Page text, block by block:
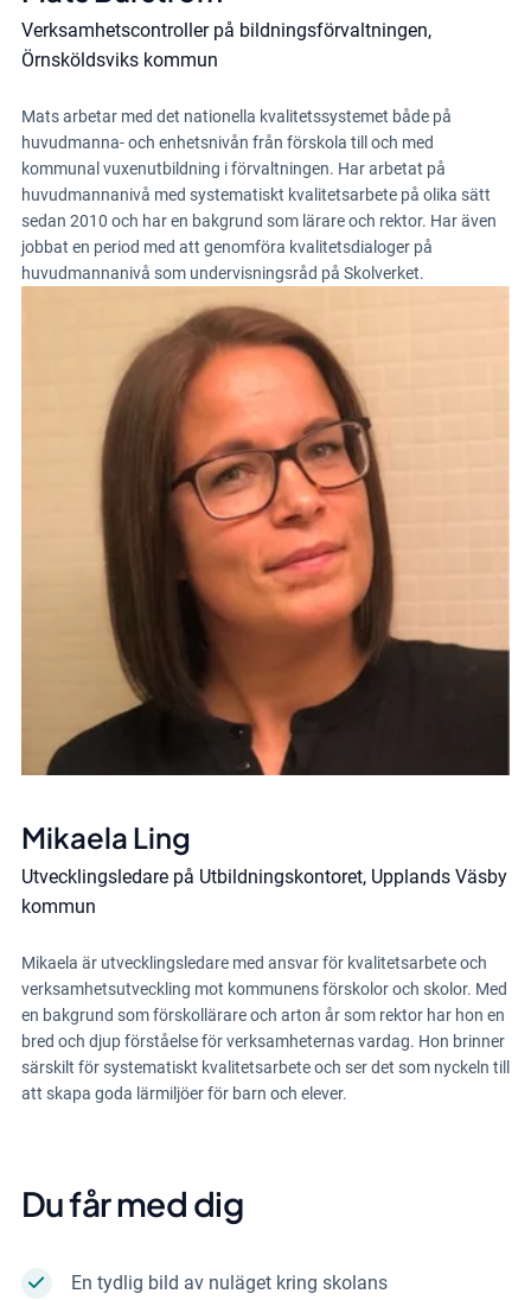
Verksamhetscontroller på bildningsförvaltningen,
Örnsköldsviks kommun
Mats arbetar med det nationella kvalitetssystemet både på
huvudmanna- och enhetsnivån från förskola till och med
kommunal vuxenutbildning i förvaltningen. Har arbetat på
huvudmannanivå med systematiskt kvalitetsarbete på olika sätt
sedan 2010 och har en bakgrund som lärare och rektor. Har även
jobbat en period med att genomföra kvalitetsdialoger på
huvudmannanivå som undervisningsråd på Skolverket.
Mikaela Ling
Utvecklingsledare på Utbildningskontoret, Upplands Väsby
kommun
Mikaela är utvecklingsledare med ansvar för kvalitetsarbete och
verksamhetsutveckling mot kommunens förskolor och skolor. Med
en bakgrund som förskollärare och arton år som rektor har hon en
bred och djup förståelse för verksamheternas vardag. Hon brinner
särskilt för systematiskt kvalitetsarbete och ser det som nyckeln till
att skapa goda lärmiljöer för barn och elever.
Du får med dig
En tydlig bild av nuläget kring skolans